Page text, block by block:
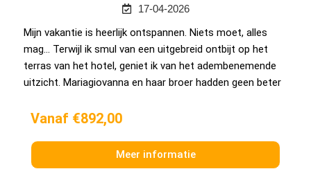
17-04-2026
Mijn vakantie is heerlijk ontspannen. Niets moet, alles
mag... Terwijl ik smul van een uitgebreid ontbijt op het
terras van het hotel, geniet ik van het adembenemende
uitzicht. Mariagiovanna en haar broer hadden geen beter
Vanaf €892,00
Meer informatie